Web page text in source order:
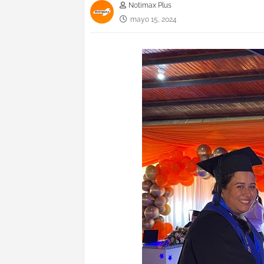
Notimax Plus
mayo 15, 2024